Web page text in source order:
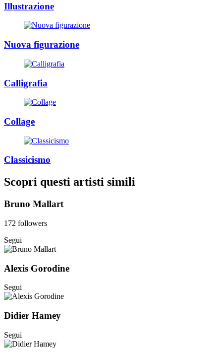
Illustrazione
Nuova figurazione
Calligrafia
Collage
Classicismo
Scopri questi artisti simili
Bruno Mallart
172 followers
Segui
Alexis Gorodine
Segui
Didier Hamey
Segui